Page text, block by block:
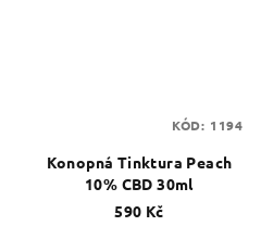
Konopná Tinktura Peach
10% CBD 30ml
590 Kč
KÓD: 1194